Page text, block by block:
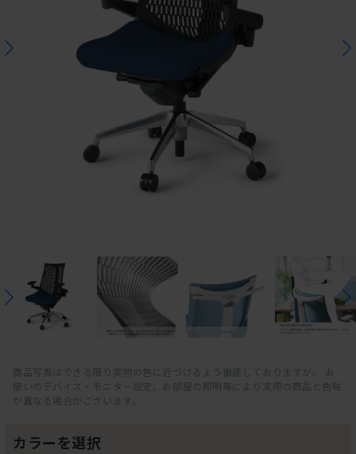
商品写真はできる限り実物の色に近づけるよう徹底しておりますが、 お
使いのデバイス・モニター設定、お部屋の照明等により実際の商品と色味
が異なる場合がございます。
カラーを選択